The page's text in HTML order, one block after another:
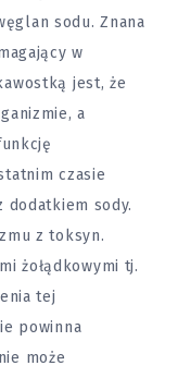
sodu. Znana
w
jest, że
a
czasie
sody.
z toksyn.
żołądkowymi tj.
tej
powinna
może